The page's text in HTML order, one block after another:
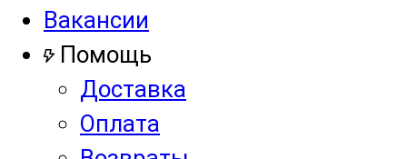
Вакансии
Помощь
Доставка
Оплата